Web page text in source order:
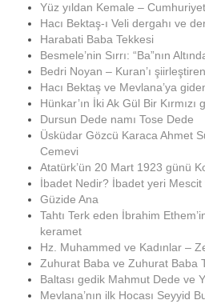
Yüz yıldan Kemale –
Hacı Bektaş-ı Veli dergahı ve
Harabati Baba Tekkesi
Besmele’nin Sırrı: “Ba”nın
Bedri Noyan – Kuran’ı
Hacı Bektaş ve Mevlana’ya
Hünkar’ın İki Ak Gül Bir Kırmızı
Dursun Dede namı Tose Dede
Üsküdar Gözcü Karaca Ahmet
Cemevi
Atatürk’ün 20 Mart 1923 günü
İbadet Nedir? İbadet yeri Mescit
Güzide Ana
Tahtı Terk eden İbrahim
keramet
Hz. Muhammed ve Kadınlar –
Zuhurat Baba ve Zuhurat Baba
Baltası gedik Mahmut Dede ve
Mevlana’nın ilk Hocası Seyyid